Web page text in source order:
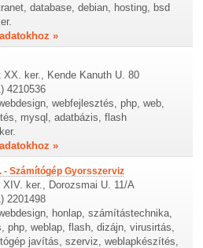
database, debian, hosting, bsd
»
XX. ker., Kende Kanuth U. 80
4210536
webfejlesztés, php, web,
mysql, adatbázis, flash
»
- Számítógép Gyorsszerviz
XIV. ker., Dorozsmai U. 11/A
2201498
honlap, számítástechnika,
php, weblap, flash, dizájn, virusirtás,
javítás, szerviz, weblapkészítés,